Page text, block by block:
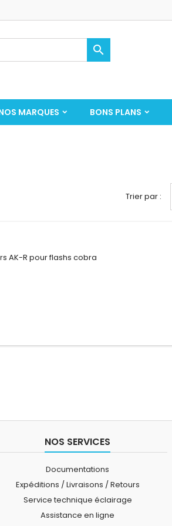

MARQUES BONS PLANS
Trier par :
AK-R pour flashs cobra
NOS SERVICES
Documentations
Expéditions / Livraisons / Retours
Service technique éclairage
Assistance en ligne